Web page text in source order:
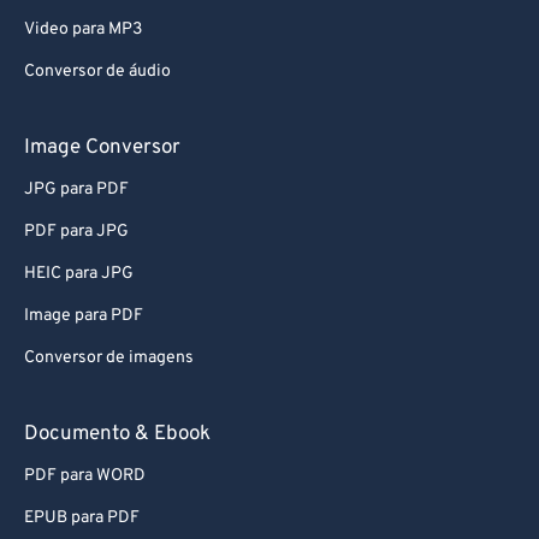
Video para MP3
Conversor de áudio
Image Conversor
JPG para PDF
PDF para JPG
HEIC para JPG
Image para PDF
Conversor de imagens
Documento & Ebook
PDF para WORD
EPUB para PDF